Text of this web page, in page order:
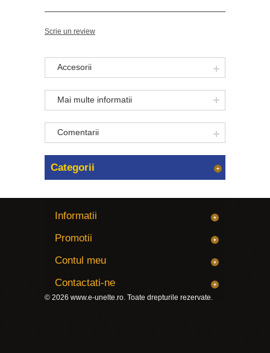
Scrie un review
Accesorii
Mai multe informatii
Comentarii
Categorii
Informatii
Promotii
Contul meu
Contactati-ne
© 2026 www.e-unelte.ro. Toate drepturile rezervate.